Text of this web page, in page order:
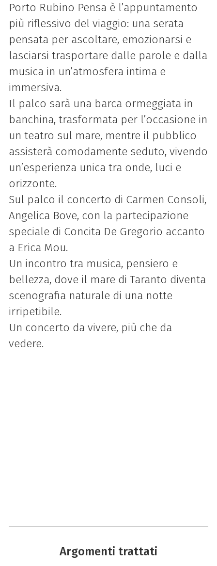
Porto Rubino Pensa è l’appuntamento
più riflessivo del viaggio: una serata
pensata per ascoltare, emozionarsi e
lasciarsi trasportare dalle parole e dalla
musica in un’atmosfera intima e
immersiva.
Il palco sarà una barca ormeggiata in
banchina, trasformata per l’occasione in
un teatro sul mare, mentre il pubblico
assisterà comodamente seduto, vivendo
un’esperienza unica tra onde, luci e
orizzonte.
Sul palco il concerto di Carmen Consoli,
Angelica Bove, con la partecipazione
speciale di Concita De Gregorio accanto
a Erica Mou.
Un incontro tra musica, pensiero e
bellezza, dove il mare di Taranto diventa
scenografia naturale di una notte
irripetibile.
Un concerto da vivere, più che da
vedere.
Argomenti trattati